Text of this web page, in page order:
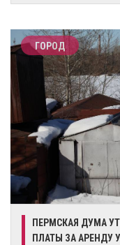
ГОРОД
​ПЕРМСКАЯ ДУМА
ПЛАТЫ ЗА АРЕНДУ